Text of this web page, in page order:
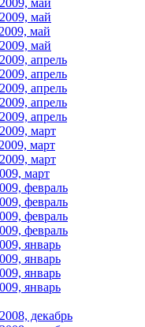
май
май
май
апрель
апрель
апрель
апрель
апрель
март
март
март
март
февраль
февраль
февраль
февраль
январь
январь
январь
январь
декабрь